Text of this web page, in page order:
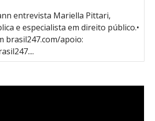
entrevista Mariella Pittari,
e especialista em direito público.•
brasil247.com/apoio: